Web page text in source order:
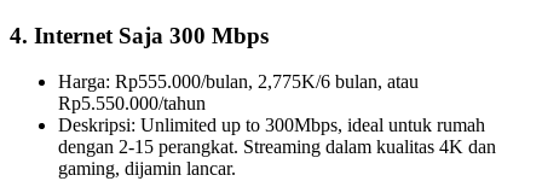
4. Internet Saja 300 Mbps
Harga: Rp555.000/bulan, 2,775K/6 bulan, atau
Rp5.550.000/tahun
Deskripsi: Unlimited up to 300Mbps, ideal untuk rumah
dengan 2-15 perangkat. Streaming dalam kualitas 4K dan
gaming, dijamin lancar.